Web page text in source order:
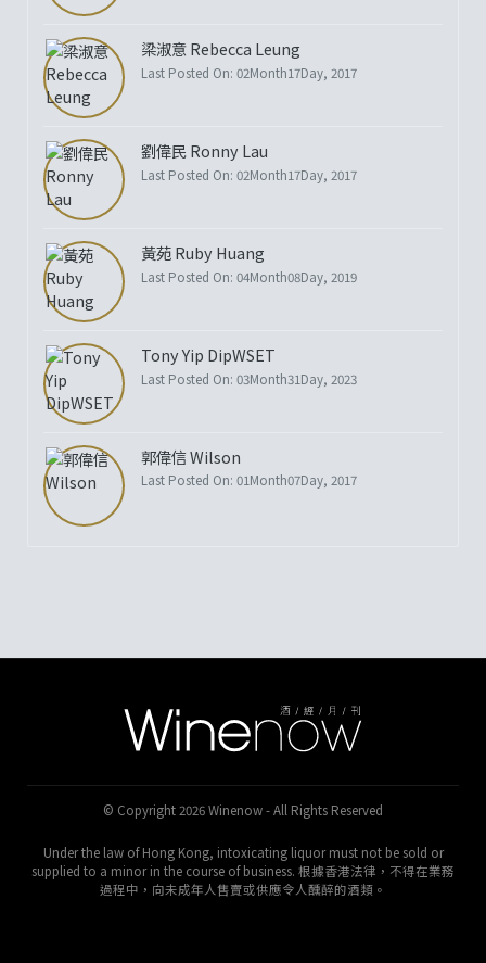
梁淑意 Rebecca Leung
Last Posted On: 02Month17Day, 2017
劉偉民 Ronny Lau
Last Posted On: 02Month17Day, 2017
黃苑 Ruby Huang
Last Posted On: 04Month08Day, 2019
Tony Yip DipWSET
Last Posted On: 03Month31Day, 2023
郭偉信 Wilson
Last Posted On: 01Month07Day, 2017
© Copyright 2026 Winenow - All Rights Reserved
Under the law of Hong Kong, intoxicating liquor must not be sold or
supplied to a minor in the course of business. 根據香港法律，不得在業務
過程中，向未成年人售賣或供應令人醺醉的酒類。